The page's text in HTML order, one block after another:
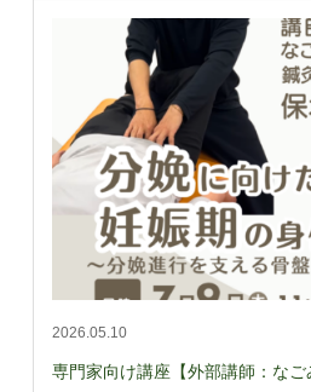
2026.05.10
専門家向け講座【外部講師：な